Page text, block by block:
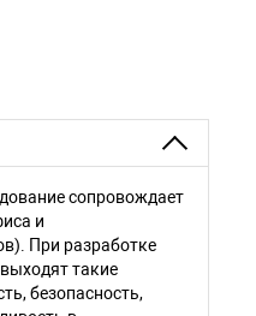
сопровождает
и
При разработке
такие
безопасность,